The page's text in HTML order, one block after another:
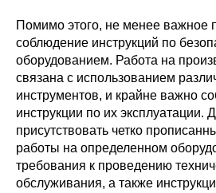
Помимо этого, не менее важное
соблюдение инструкций по
оборудованием. Работа на
связана с использованием
инструментов, и крайне важно
инструкции по их эксплуатации.
присутствовать четко
работы на определенном
требования к проведению
обслуживания, а также